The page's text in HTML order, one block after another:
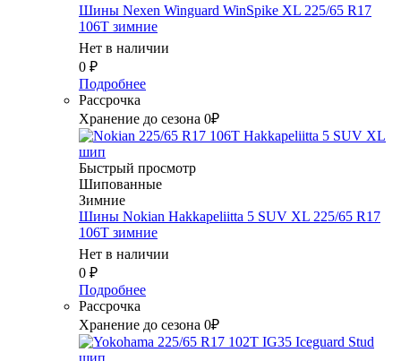
Шины Nexen Winguard WinSpike XL 225/65 R17
106T зимние
Нет в наличии
0 ₽
Подробнее
Рассрочка
Хранение до сезона 0₽
Быстрый просмотр
Шипованные
Зимние
Шины Nokian Hakkapeliitta 5 SUV XL 225/65 R17
106T зимние
Нет в наличии
0 ₽
Подробнее
Рассрочка
Хранение до сезона 0₽